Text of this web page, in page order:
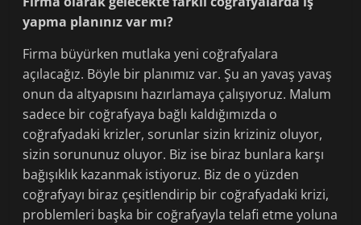
yapma planınız var mı?
Firma büyürken mutlaka yeni coğrafyalara
açılacağız. Böyle bir planımız var. Şu an yavaş yavaş
onun da altyapısını hazırlamaya çalışıyoruz. Malum
sadece bir coğrafyaya bağlı kaldığımızda o
coğrafyadaki krizler, sorunlar sizin kriziniz oluyor,
sizin sorununuz oluyor. Biz ise biraz bunlara karşı
bağışıklık kazanmak istiyoruz. Biz de o yüzden
coğrafyayı biraz çeşitlendirip bir coğrafyadaki krizi,
problemleri başka bir coğrafyayla telafi etme yoluna